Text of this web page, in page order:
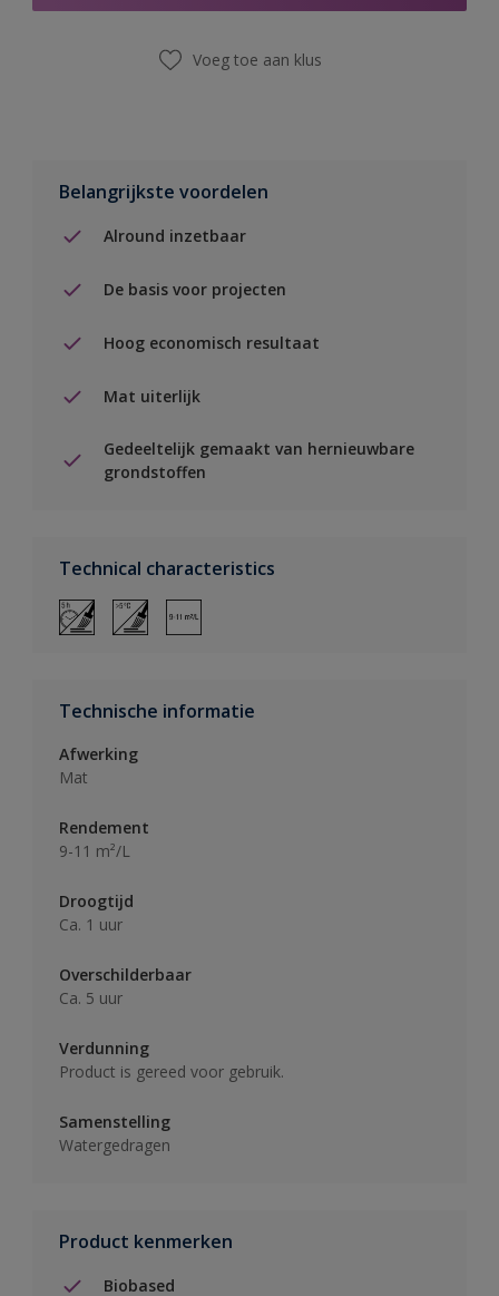
Voeg toe aan klus
Belangrijkste voordelen
Alround inzetbaar
De basis voor projecten
Hoog economisch resultaat
Mat uiterlijk
Gedeeltelijk gemaakt van hernieuwbare
grondstoffen
Technical characteristics
Technische informatie
Afwerking
Mat
Rendement
9-11 m²/L
Droogtijd
Ca. 1 uur
Overschilderbaar
Ca. 5 uur
Verdunning
Product is gereed voor gebruik.
Samenstelling
Watergedragen
Product kenmerken
Biobased